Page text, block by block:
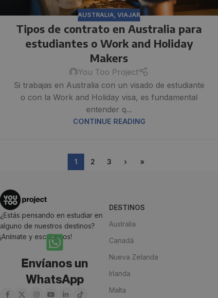
AUSTRALIA, VIAJAR
Tipos de contrato en Australia para
estudiantes o Work and Holiday
Makers
You Too Project
Si trabajas en Australia con un visado de estudiante
o con la Work and Holiday visa, es fundamental
entender q...
CONTINUE READING
1 2 3 › »
¿Estás pensando en estudiar en
alguno de nuestros destinos?
¡Anímate y escríbenos!
Envíanos un
WhatsApp
DESTINOS
Australia
Canadá
Nueva Zelanda
Irlanda
Malta